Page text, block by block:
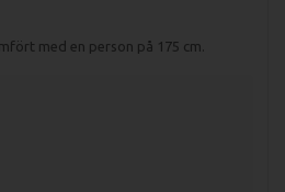
med en person på 175 cm.